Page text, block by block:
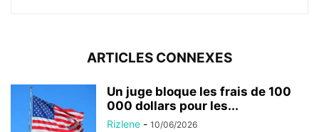
ARTICLES CONNEXES
Un juge bloque les frais de 100
000 dollars pour les...
Rizlene - 10/06/2026